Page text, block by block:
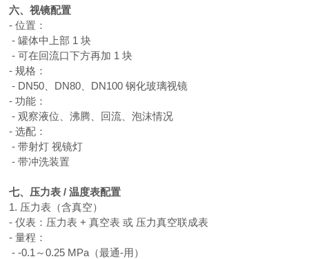
六、视镜配置
- 位置：
- 罐体中上部 1 块
- 可在回流口下方再加 1 块
- 规格：
- DN50、DN80、DN100 钢化玻璃视镜
- 功能：
- 观察液位、沸腾、回流、泡沫情况
- 选配：
- 带射灯 视镜灯
- 带冲洗装置
七、压力表 / 温度表配置
1. 压力表（含真空）
- 仪表：压力表 + 真空表 或 压力真空联成表
- 量程：
- -0.1～0.25 MPa（最通-用）